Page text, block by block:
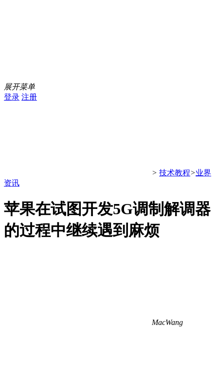
展开菜单
登录 注册
> 技术教程>业界
资讯
苹果在试图开发5G调制解调器
的过程中继续遇到麻烦
MacWang